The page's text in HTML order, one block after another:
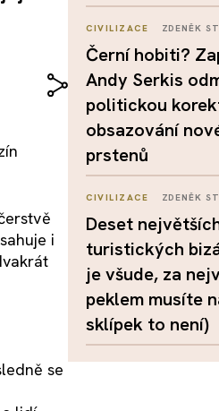
i
se
CIVILIZACE ZDENĚK
Černí hobiti?
Andy Serkis
politickou
obsazování
prstenů
CIVILIZACE ZDENĚK
Deset
turistických
je všude, za
peklem musíte
sklípek to není)